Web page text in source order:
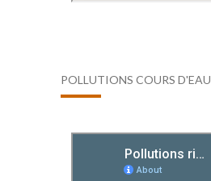
POLLUTIONS COURS D'EAU